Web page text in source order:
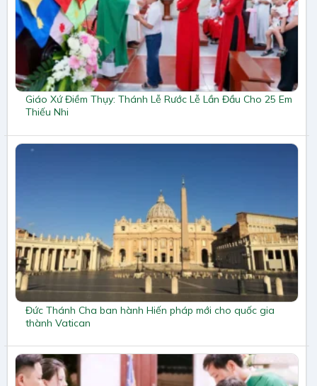
Giáo Xứ Điềm Thụy: Thánh Lễ Rước Lễ Lần Đầu Cho 25 Em
Thiếu Nhi
Đức Thánh Cha ban hành Hiến pháp mới cho quốc gia
thành Vatican